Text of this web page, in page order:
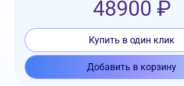
48900 ₽
Купить в один клик
Добавить в корзину